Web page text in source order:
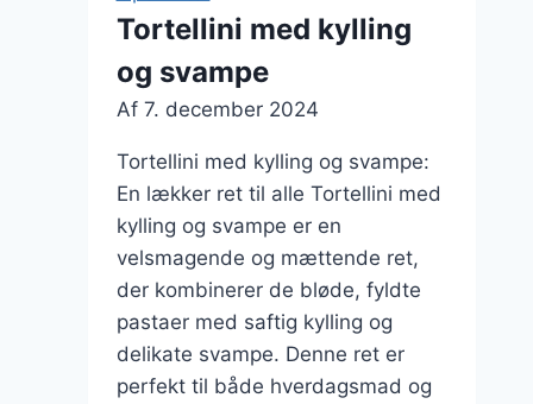
sprød
variation
Tortellini med kylling
og svampe
Af 7. december 2024
Tortellini med kylling og svampe:
En lækker ret til alle Tortellini med
kylling og svampe er en
velsmagende og mættende ret,
der kombinerer de bløde, fyldte
pastaer med saftig kylling og
delikate svampe. Denne ret er
perfekt til både hverdagsmad og